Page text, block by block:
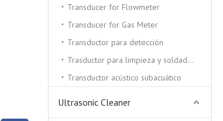
Transducer for Flowmeter
Transducer for Gas Meter
Transductor para detección
Trasductor para limpieza y soldadura por ultrasonidos.
Transductor acústico subacuático
Ultrasonic Cleaner